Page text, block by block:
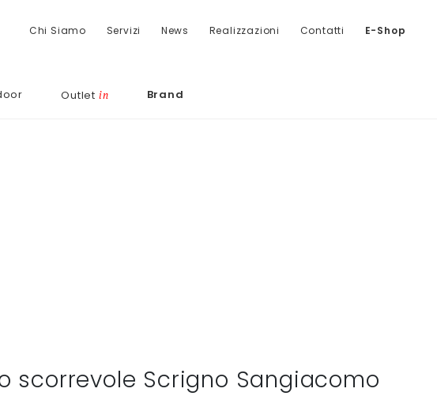
Chi Siamo Servizi News Realizzazioni Contatti E-Shop
Outlet in Brand
scorrevole Scrigno Sangiacomo